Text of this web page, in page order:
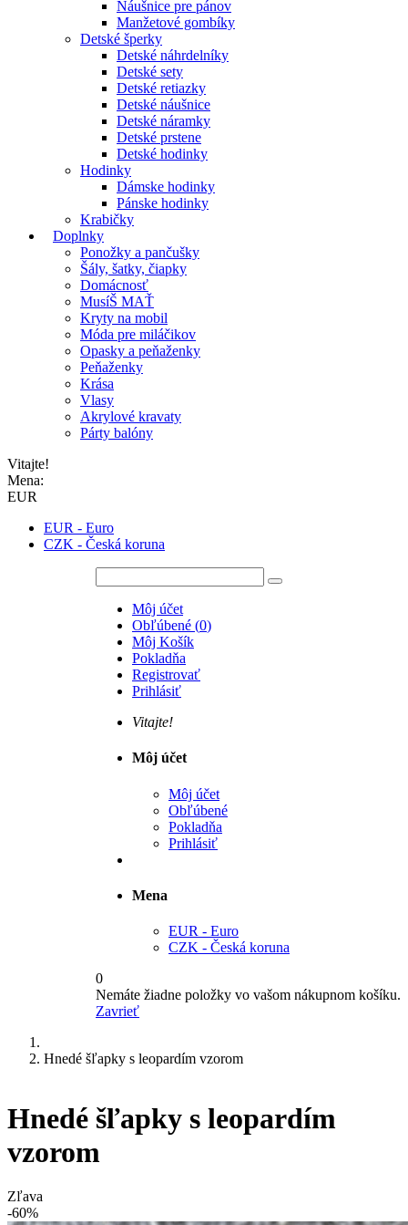
Náušnice pre pánov
Manžetové gombíky
Detské šperky
Detské náhrdelníky
Detské sety
Detské retiazky
Detské náušnice
Detské náramky
Detské prstene
Detské hodinky
Hodinky
Dámske hodinky
Pánske hodinky
Krabičky
Doplnky
Ponožky a pančušky
Šály, šatky, čiapky
Domácnosť
MusíŠ MAŤ
Kryty na mobil
Móda pre miláčikov
Opasky a peňaženky
Peňaženky
Krása
Vlasy
Akrylové kravaty
Párty balóny
Vitajte!
Mena:
EUR
EUR - Euro
CZK - Česká koruna
Môj účet
Obľúbené (0)
Môj Košík
Pokladňa
Registrovať
Prihlásiť
Vitajte!
Môj účet
Môj účet
Obľúbené
Pokladňa
Prihlásiť
Mena
EUR - Euro
CZK - Česká koruna
0
Nemáte žiadne položky vo vašom nákupnom košíku.
Zavrieť
Hnedé šľapky s leopardím vzorom
Hnedé šľapky s leopardím
vzorom
Zľava
-60%